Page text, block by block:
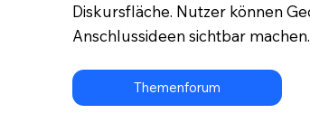
Diskursfläche. Nutzer können
Anschlussideen sichtbar machen.
Themenforum